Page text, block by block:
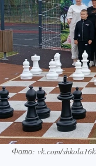
Фото: vk.com/